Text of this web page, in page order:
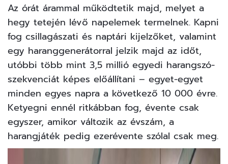
Az órát árammal működtetik majd, melyet a
hegy tetején lévő napelemek termelnek. Kapni
fog csillagászati és naptári kijelzőket, valamint
egy haranggenerátorral jelzik majd az időt,
utóbbi több mint 3,5 millió egyedi harangszó-
szekvenciát képes előállítani – egyet-egyet
minden egyes napra a következő 10 000 évre.
Ketyegni ennél ritkábban fog, évente csak
egyszer, amikor változik az évszám, a
harangjáték pedig ezerévente szólal csak meg.